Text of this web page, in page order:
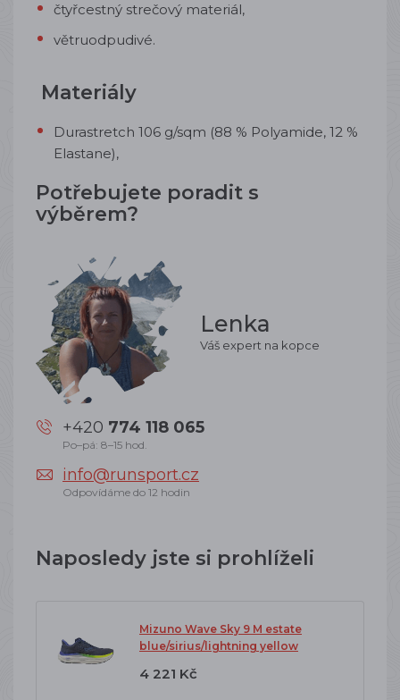
čtyřcestný strečový materiál,
větruodpudivé.
Materiály
Durastretch 106 g/sqm (88 % Polyamide, 12 %
Elastane),
Potřebujete poradit s
výběrem?
Lenka
Váš expert na kopce
+420 774 118 065
Po–pá: 8–15 hod.
info@runsport.cz
Odpovídáme do 12 hodin
Naposledy jste si prohlíželi
Mizuno Wave Sky 9 M estate
blue/sirius/lightning yellow
4 221 Kč